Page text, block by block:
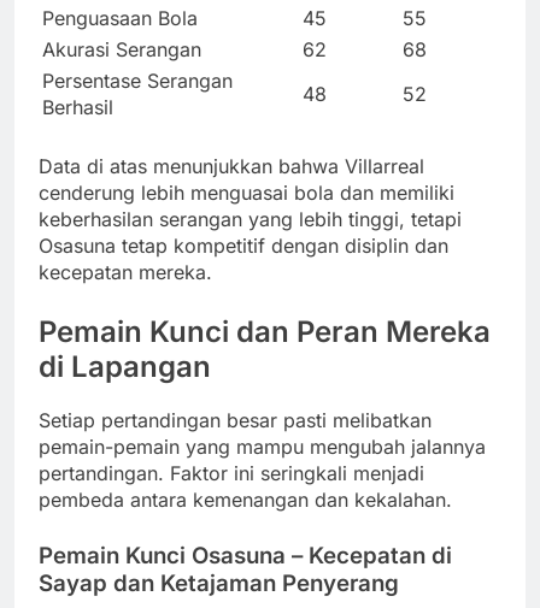
Penguasaan Bola
45
55
Akurasi Serangan
62
68
Persentase Serangan
Berhasil
48 52
Data di atas menunjukkan bahwa Villarreal
cenderung lebih menguasai bola dan memiliki
keberhasilan serangan yang lebih tinggi, tetapi
Osasuna tetap kompetitif dengan disiplin dan
kecepatan mereka.
Pemain Kunci dan Peran Mereka
di Lapangan
Setiap pertandingan besar pasti melibatkan
pemain-pemain yang mampu mengubah jalannya
pertandingan. Faktor ini seringkali menjadi
pembeda antara kemenangan dan kekalahan.
Pemain Kunci Osasuna – Kecepatan di
Sayap dan Ketajaman Penyerang